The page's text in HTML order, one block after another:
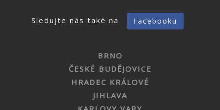
Sledujte nás také na Facebooku
BRNO
ČESKÉ BUDĚJOVICE
HRADEC KRÁLOVÉ
JIHLAVA